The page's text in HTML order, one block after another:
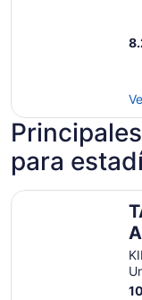
para
10
TASNEEM LUXURY